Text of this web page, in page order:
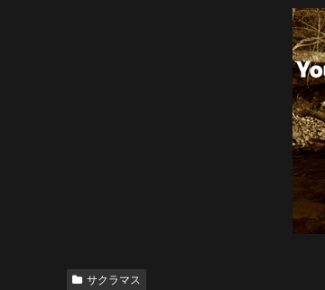
サクラマス